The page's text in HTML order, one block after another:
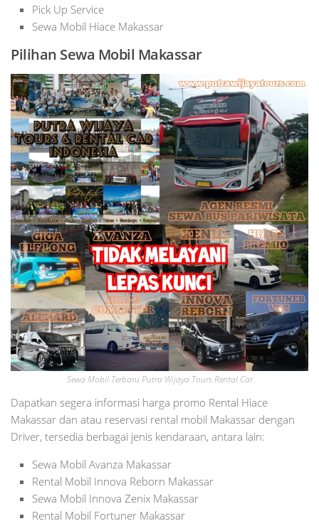
Pick Up Service
Sewa Mobil Hiace Makassar
Pilihan Sewa Mobil Makassar
Sewa Mobil Terbaru Putra Wijaya Tours Rental Car
Dapatkan segera informasi harga promo Rental Hiace
Makassar dan atau reservasi rental mobil Makassar dengan
Driver, tersedia berbagai jenis kendaraan, antara lain:
Sewa Mobil Avanza Makassar
Rental Mobil Innova Reborn Makassar
Sewa Mobil Innova Zenix Makassar
Rental Mobil Fortuner Makassar